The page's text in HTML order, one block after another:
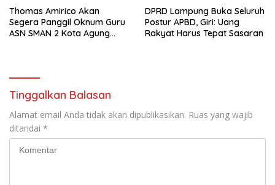
Thomas Amirico Akan
Segera Panggil Oknum Guru
ASN SMAN 2 Kota Agung
DPRD Lampung Buka Seluruh
Postur APBD, Giri: Uang
Rakyat Harus Tepat Sasaran
Tinggalkan Balasan
Alamat email Anda tidak akan dipublikasikan. Ruas yang wajib
ditandai *